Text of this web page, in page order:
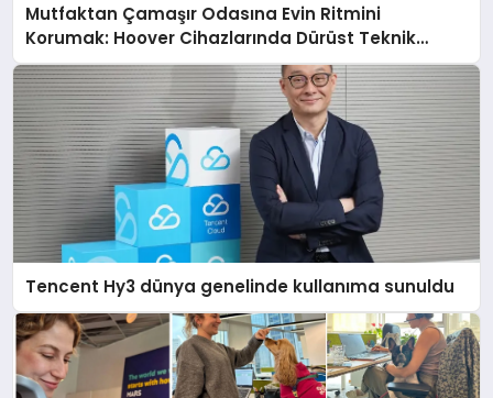
Mutfaktan Çamaşır Odasına Evin Ritmini
Korumak: Hoover Cihazlarında Dürüst Teknik
Destek Deneyimi
Tencent Hy3 dünya genelinde kullanıma sunuldu